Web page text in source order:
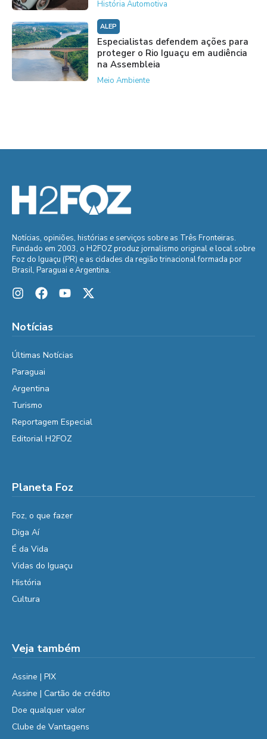
História Automotiva
ALEP
Especialistas defendem ações para
proteger o Rio Iguaçu em audiência
na Assembleia
Meio Ambiente
Notícias, opiniões, histórias e serviços sobre as Três Fronteiras.
Fundado em 2003, o H2FOZ produz jornalismo original e local sobre
Foz do Iguaçu (PR) e as cidades da região trinacional formada por
Brasil, Paraguai e Argentina.
Notícias
Últimas Notícias
Paraguai
Argentina
Turismo
Reportagem Especial
Editorial H2FOZ
Planeta Foz
Foz, o que fazer
Diga Aí
É da Vida
Vidas do Iguaçu
História
Cultura
Veja também
Assine | PIX
Assine | Cartão de crédito
Doe qualquer valor
Clube de Vantagens